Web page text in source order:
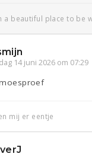
a beautiful place to be
14 juni 2026 om 07:29
mij er eentje